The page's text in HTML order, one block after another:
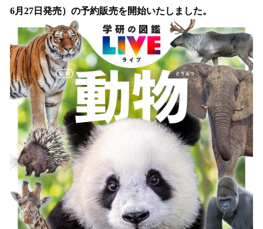
込
み
中
で
す
6月27日発売）の予約販売を開始いたしました。